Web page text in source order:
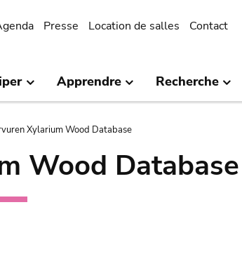
Presse Location de salles Contact
Apprendre Recherche
Xylarium Wood Database
Wood Database